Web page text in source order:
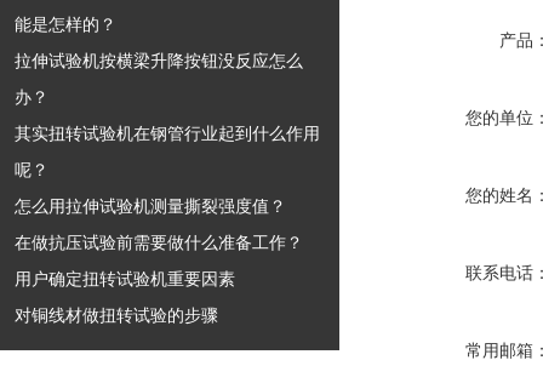
能是怎样的？
拉伸试验机按横梁升降按钮没反应怎么
办？
其实扭转试验机在钢管行业起到什么作用
呢？
怎么用拉伸试验机测量撕裂强度值？
在做抗压试验前需要做什么准备工作？
用户确定扭转试验机重要因素
对铜线材做扭转试验的步骤
产品
您的单位
您的姓名
联系电话
常用邮箱